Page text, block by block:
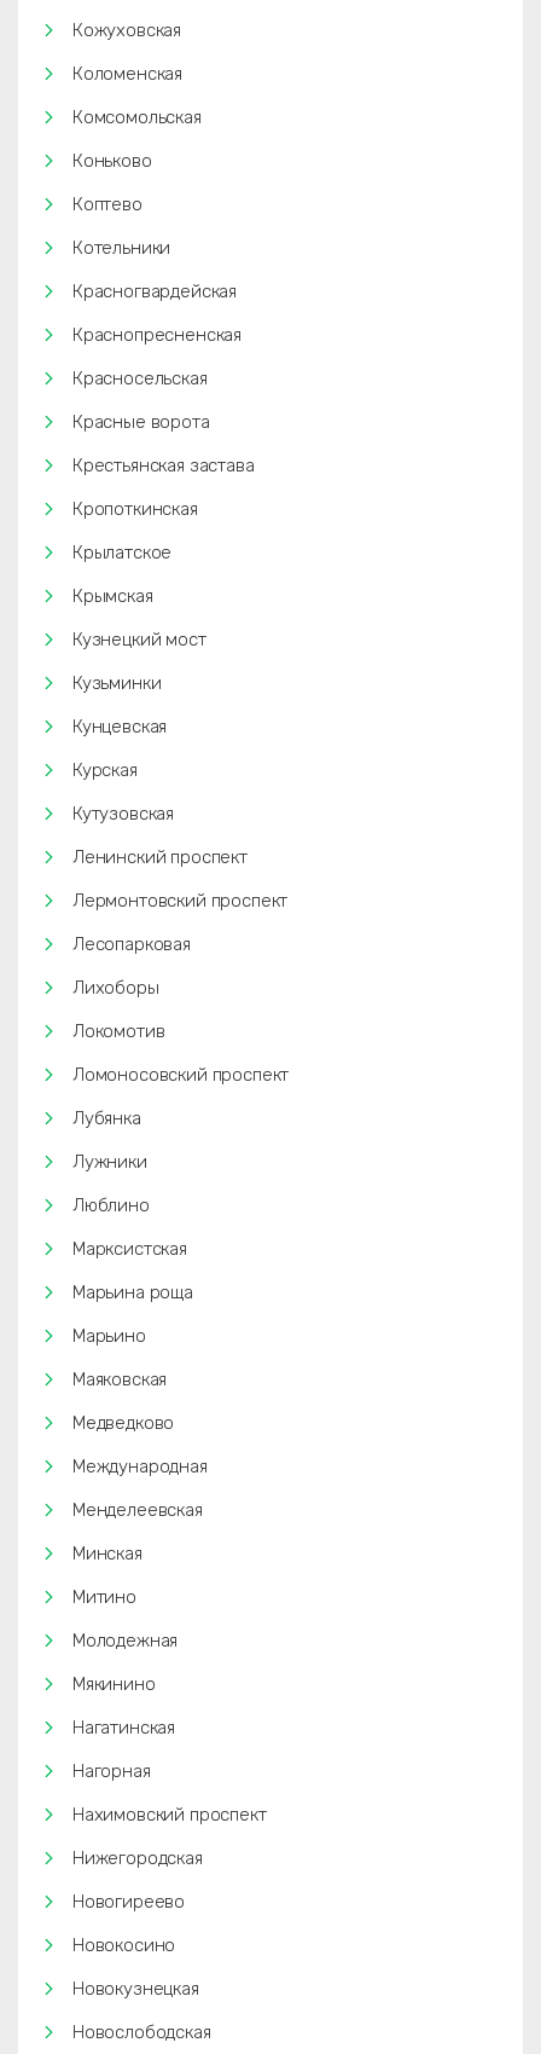
Кожуховская
Коломенская
Комсомольская
Коньково
Коптево
Котельники
Красногвардейская
Краснопресненская
Красносельская
Красные ворота
Крестьянская застава
Кропоткинская
Крылатское
Крымская
Кузнецкий мост
Кузьминки
Кунцевская
Курская
Кутузовская
Ленинский проспект
Лермонтовский проспект
Лесопарковая
Лихоборы
Локомотив
Ломоносовский проспект
Лубянка
Лужники
Люблино
Марксистская
Марьина роща
Марьино
Маяковская
Медведково
Международная
Менделеевская
Минская
Митино
Молодежная
Мякинино
Нагатинская
Нагорная
Нахимовский проспект
Нижегородская
Новогиреево
Новокосино
Новокузнецкая
Новослободская